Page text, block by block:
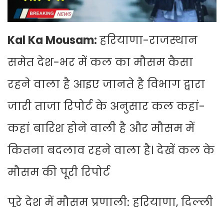
Kal Ka Mousam:हरियाणा-राजस्थान
समेत देश-भर में कल का मौसम कैसा
रहने वाला है आइए जानते है विभाग द्वारा
जारी ताजा रिपोर्ट के अनुसार कल कहां-
कहां बारिश होने वाली है और मौसम में
कितना बदलाव रहने वाला है। देखें कल के
मौसम की पूरी रिपोर्ट
पूरे देश में मौसम प्रणाली: हरियाणा, दिल्ली